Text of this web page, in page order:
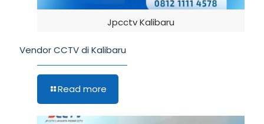
Jpcctv Kalibaru
Vendor CCTV di Kalibaru
Read more